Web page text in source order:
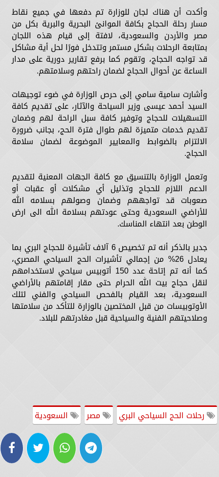
وأكدت أن هناك لجان للوزارة تم دفعها في جميع نقاط
مسار رحلة الحجاج بكافة الموانئ البحرية والبرية بكل من
مصر والأردن والسعودية، لافتة إلى قيام هذه اللجان
بمتابعة الرحلات بشكل مستمر وتتدخل فورًا لحل أية مشاكل
قد تواجه الحجاج، وتقوم كما برفع تقارير دورية على مدار
الساعة عن أحوال الحجاج لضمان راحتهم وسلامتهم.
وأشارت سامية سامي إلى حرص الوزارة في ضوء توجيهات
السيد أحمد عيسى وزير السياحة والآثار، على تقديم كافة
التسهيلات للحجاج وتوفير كافة سبل الراحة لهم وضمان
تقديم خدمات متميزة لهم طوال فترة الحج، بجانب ضرورة
الالتزام بالضوابط والمعايير الموضوعة لضمان سلامة
الحجاج.
وتعمل الوزارة بالتنسيق مع كافة الجهات المعنية لتقديم
الدعم اللازم للحجاج وتذليل أي مشكلات أو عقبات أو
صعوبات قد تواجههم وضمان وصولهم بسلامه الله
للأراضي السعودية وحتى عودتهم بسلامة الله الى ارض
الوطن بعد انتهاء المناسك.
جدير بالذكر أنه تم تخصيص 6 آلاف تأشيرة للحجاج البري بما
يعادل 26% من إجمالي تأشيرات الحج السياحي المصري،
كما أنه تم إتاحة عدد 150 أتوبيس سياحي لاستخدامهم
لنقل حجاج بيت الله الحرام حتى مقار إقامتهم بالأراضي
السعودية، بعد القيام بالفحص السياحي والفني لتلك
الأوتوبيسات من قبل المختصين بالوزارة للتأكد من سلامتها
وصلاحيتهم الفنية والسياحية قبل مغادرتهم للبلاد.
رحلات الحج السياحي البري مصر السعودية